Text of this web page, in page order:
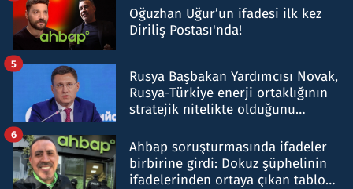
Oğuzhan Uğur’un ifadesi ilk kez
Diriliş Postası'nda!
Rusya Başbakan Yardımcısı Novak,
Rusya-Türkiye enerji ortaklığının
stratejik nitelikte olduğunu
5
Ahbap soruşturmasında ifadeler
birbirine girdi: Dokuz şüphelinin
ifadelerinden ortaya çıkan tablo
6